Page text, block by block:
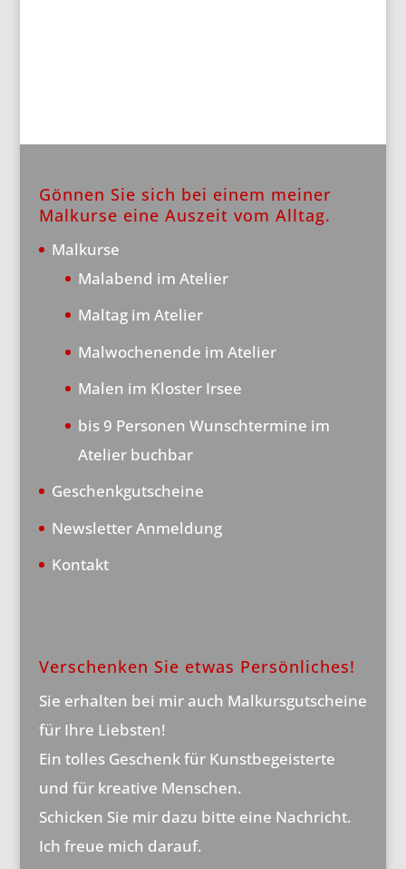
Gönnen Sie sich bei einem meiner
Malkurse eine Auszeit vom Alltag.
Malkurse
Malabend im Atelier
Maltag im Atelier
Malwochenende im Atelier
Malen im Kloster Irsee
bis 9 Personen Wunschtermine im
Atelier buchbar
Geschenkgutscheine
Newsletter Anmeldung
Kontakt
Verschenken Sie etwas Persönliches!
Sie erhalten bei mir auch Malkursgutscheine
für Ihre Liebsten!
Ein tolles Geschenk für Kunstbegeisterte
und für kreative Menschen.
Schicken Sie mir dazu bitte eine Nachricht.
Ich freue mich darauf.